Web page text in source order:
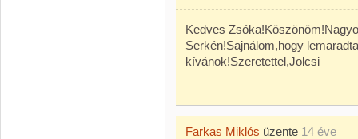
Kedves
Serkén!Sajnálom,hogy
kívánok!Szeretettel,Jolcsi
Farkas Miklós üzente 14 éve